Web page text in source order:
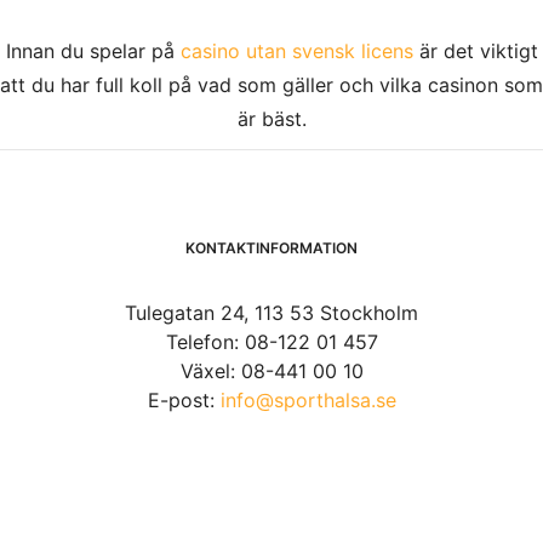
Innan du spelar på casino utan svensk licensär det viktigt
att du har full koll på vad som gäller och vilka casinon som
är bäst.
KONTAKTINFORMATION
Tulegatan 24, 113 53 Stockholm
Telefon: 08-122 01 457
Växel: 08-441 00 10
E-post: info@sporthalsa.se